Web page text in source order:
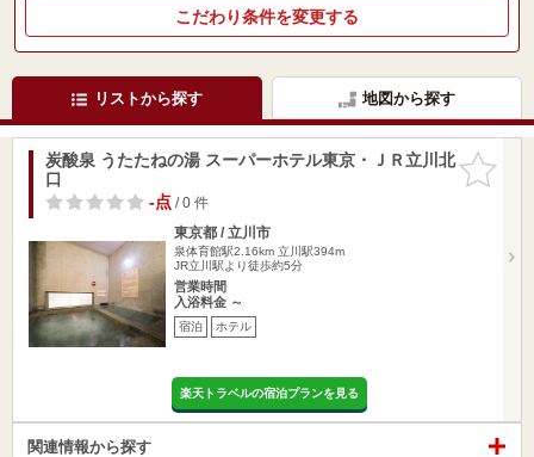
こだわり条件を変更する
リストから探す 地図から探す
お気に入
りに追加
炭酸泉 うたたねの湯 スーパーホテル東京・ＪＲ立川北
口
-点/ 0 件
東京都 / 立川市
泉体育館駅2.16km 立川駅394m
JR立川駅より徒歩約5分
営業時間
入浴料金 ～
宿泊 ホテル
楽天トラベルの宿泊プランを見る
関連情報から探す